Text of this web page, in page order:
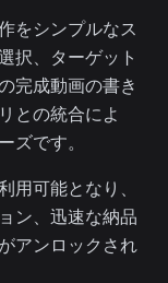
をシンプルなス
択、ターゲット
完成動画の書き
との統合によ
ズです。
用可能となり、
ン、迅速な納品
アンロックされ